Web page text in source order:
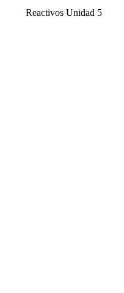
Reactivos Unidad 5